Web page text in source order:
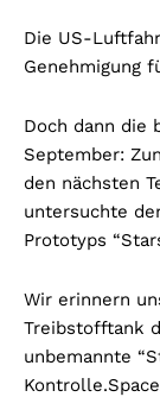
Die US-
Genehmigung
Doch dann die
September:
den nächsten
untersuchte
Prototyps
Wir erinnern
Treibstofftank
unbemannte